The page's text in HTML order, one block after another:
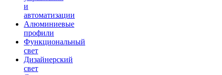
и
автоматизации
Алюминиевые
профили
Функциональный
свет
Дизайнерский
свет